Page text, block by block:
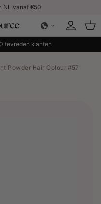
NL vanaf €50
Account
klanten
Powder Hair Colour #57